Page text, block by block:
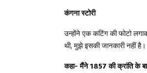
कंगना स्टोरी
उन्होंने एक कटिंग की फोटो
थी, मुझे इसकी जानकारी नहीं है।
कहा- मैंने 1857 की क्रांति के